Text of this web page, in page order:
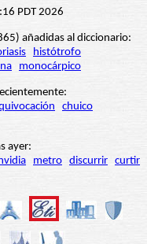
PDT 2026
añadidas al diccionario:
histótrofo
monocárpico
chuico
ayer:
metro discurrir curtir